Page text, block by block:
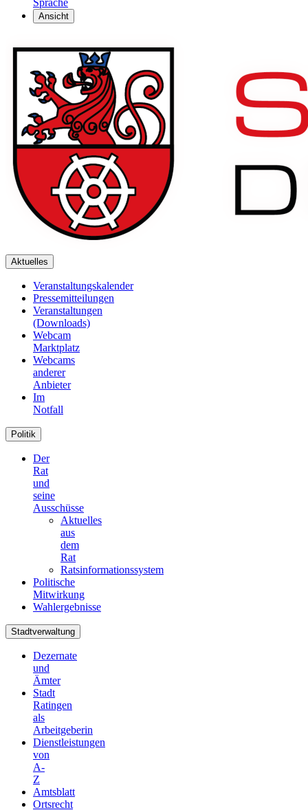
Ansicht
Aktuelles
Veranstaltungskalender
Pressemitteilungen
Veranstaltungen
(Downloads)
Webcam
Marktplatz
Webcams
anderer
Anbieter
Im
Notfall
Politik
Der
Rat
und
seine
Ausschüsse
Aktuelles
aus
dem
Rat
Ratsinformationssystem
Politische
Mitwirkung
Wahlergebnisse
Stadtverwaltung
Dezernate
und
Ämter
Stadt
Ratingen
als
Arbeitgeberin
Dienstleistungen
von
A-
Z
Amtsblatt
Ortsrecht